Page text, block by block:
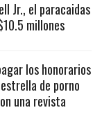
Jr., el paracaidas
millones
los honorarios
de porno
una revista